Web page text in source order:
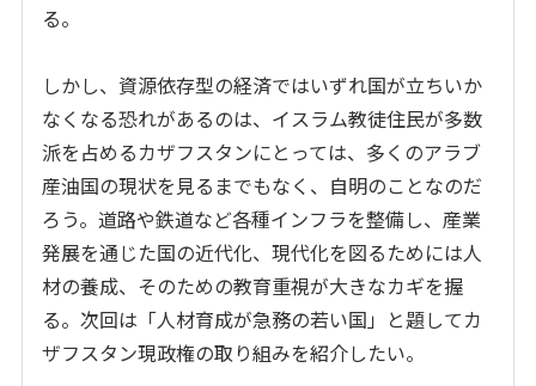
る。
しかし、資源依存型の経済ではいずれ国が立ちいか
なくなる恐れがあるのは、イスラム教徒住民が多数
派を占めるカザフスタンにとっては、多くのアラブ
産油国の現状を見るまでもなく、自明のことなのだ
ろう。道路や鉄道など各種インフラを整備し、産業
発展を通じた国の近代化、現代化を図るためには人
材の養成、そのための教育重視が大きなカギを握
る。次回は「人材育成が急務の若い国」と題してカ
ザフスタン現政権の取り組みを紹介したい。